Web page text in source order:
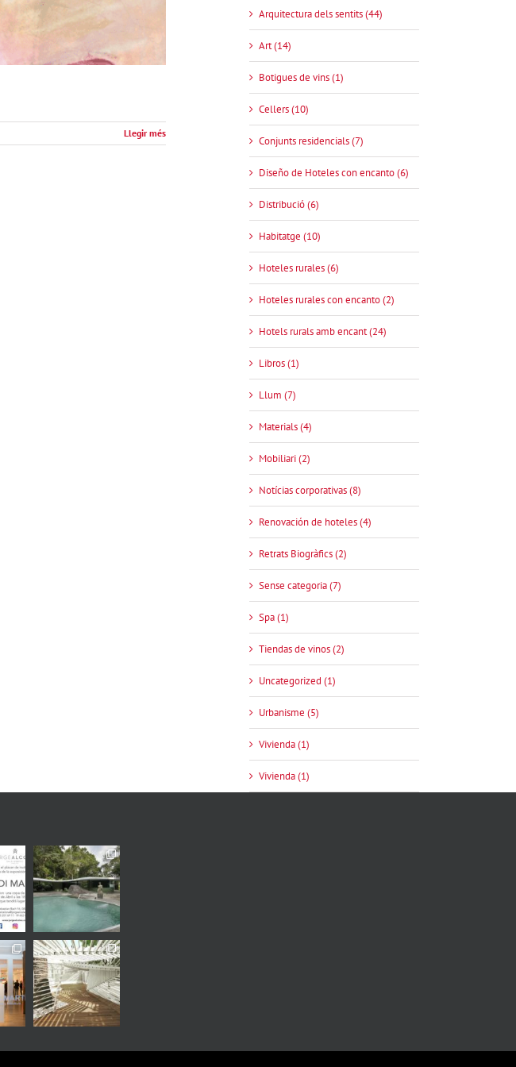
Llegir més
Arquitectura dels sentits (44)
Art (14)
Botigues de vins (1)
Cellers (10)
Conjunts residencials (7)
Diseño de Hoteles con encanto (6)
Distribució (6)
Habitatge (10)
Hoteles rurales (6)
Hoteles rurales con encanto (2)
Hotels rurals amb encant (24)
Libros (1)
Llum (7)
Materials (4)
Mobiliari (2)
Notícias corporativas (8)
Renovación de hoteles (4)
Retrats Biogràfics (2)
Sense categoria (7)
Spa (1)
Tiendas de vinos (2)
Uncategorized (1)
Urbanisme (5)
Vivienda (1)
Vivienda (1)